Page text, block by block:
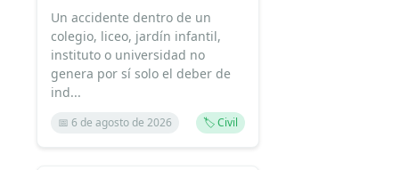
Un accidente dentro de un
colegio, liceo, jardín infantil,
instituto o universidad no
genera por sí solo el deber de
ind...
📅 6 de agosto de 2026 🏷️ Civil